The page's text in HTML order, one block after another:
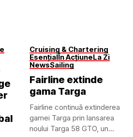
Cruising & Chartering
EsențialÎn AcțiuneLa Zi
NewsSailing
Fairline extinde
gama Targa
Fairline continuă extinderea
gamei Targa prin lansarea
noului Targa 58 GTO, un...